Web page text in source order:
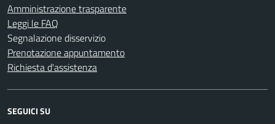
Amministrazione trasparente
Leggi le FAQ
Segnalazione disservizio
Prenotazione appuntamento
Richiesta d'assistenza
SEGUICI SU